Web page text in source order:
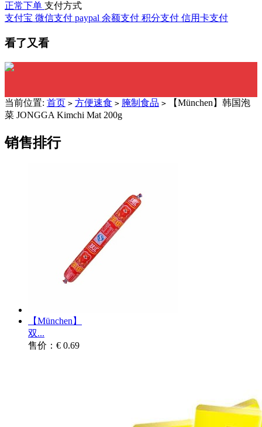
正常下单 支付方式
支付宝 微信支付 paypal 余额支付 积分支付 信用卡支付
看了又看
当前位置: 首页 > 方便速食 > 腌制食品 > 【München】韩国泡
菜 JONGGA Kimchi Mat 200g
销售排行
【München】
双...
售价：€ 0.69